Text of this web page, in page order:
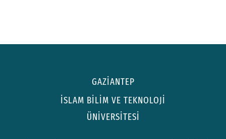
GAZİANTEP
İSLAM BİLİM VE TEKNOLOJİ
ÜNİVERSİTESİ